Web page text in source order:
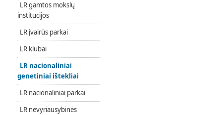
LR gamtos mokslų
institucijos
LR įvairūs parkai
LR klubai
LR nacionaliniai
genetiniai ištekliai
LR nacionaliniai parkai
LR nevyriausybinės